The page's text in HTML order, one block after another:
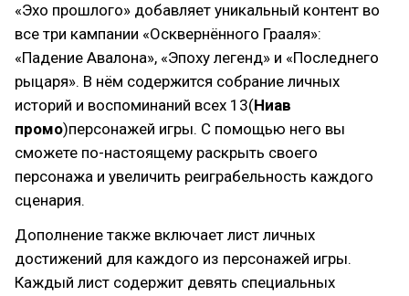
«Эхо прошлого» добавляет уникальный контент во
все три кампании «Осквернённого Грааля»:
«Падение Авалона», «Эпоху легенд» и «Последнего
рыцаря». В нём содержится собрание личных
историй и воспоминаний всех 13(Ниав
промо)персонажей игры. С помощью него вы
сможете по-настоящему раскрыть своего
персонажа и увеличить реиграбельность каждого
сценария.
Дополнение также включает лист личных
достижений для каждого из персонажей игры.
Каждый лист содержит девять специальных